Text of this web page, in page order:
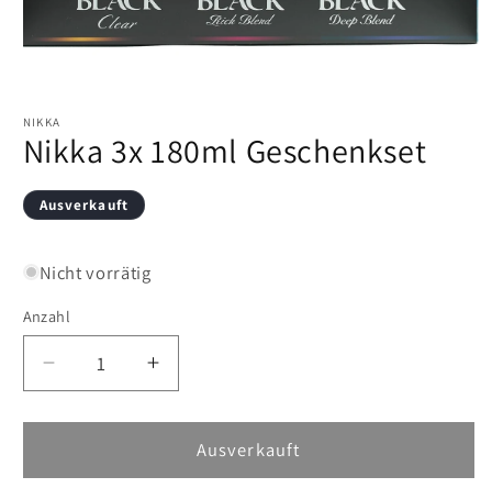
in
Modal
öffnen
NIKKA
Nikka 3x 180ml Geschenkset
Ausverkauft
Nicht vorrätig
Anzahl
Verringere
die
Menge
Nikka
Erhöhe
die
Menge
Nikka
Ausverkauft